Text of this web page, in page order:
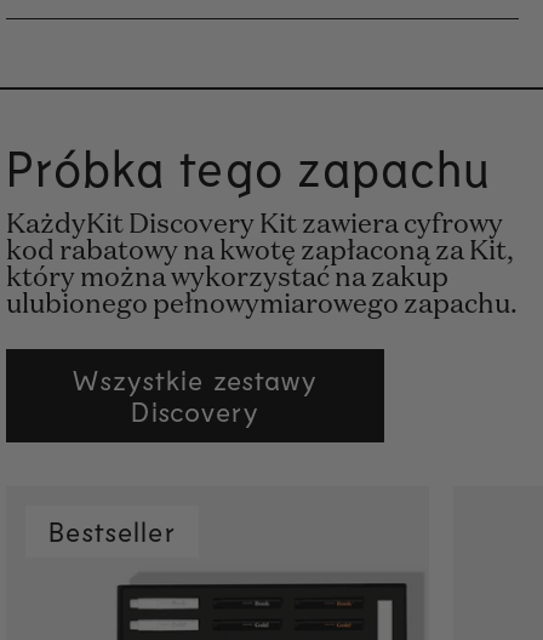
Próbka tego zapachu
KażdyKit Discovery Kit zawiera cyfrowy
kod rabatowy na kwotę zapłaconą za Kit,
który można wykorzystać na zakup
ulubionego pełnowymiarowego zapachu.
Wszystkie zestawy
Discovery
Bestseller